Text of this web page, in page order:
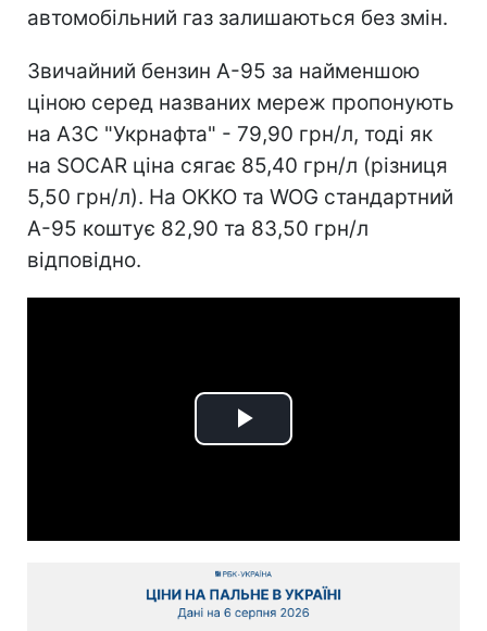
автомобільний газ залишаються без змін.
Звичайний бензин А-95 за найменшою
ціною серед названих мереж пропонують
на АЗС "Укрнафта" - 79,90 грн/л, тоді як
на SOCAR ціна сягає 85,40 грн/л (різниця
5,50 грн/л). На OKKO та WOG стандартний
А-95 коштує 82,90 та 83,50 грн/л
відповідно.
Play